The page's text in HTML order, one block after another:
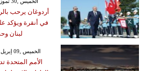
أردوغان يرحب
في أنقرة ويؤكد
لبنان
GMT 01:33 2026 الخميس ,09 إبريل / نيسان
الأمم المتحدة